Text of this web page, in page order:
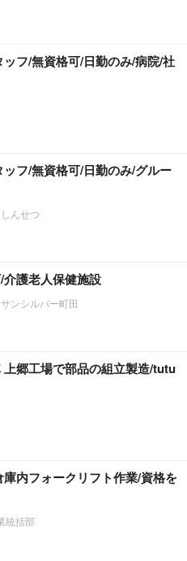
ッフ/無資格可/日勤のみ/病院/社
ッフ/無資格可/日勤のみ/グルー
んせつ
介護老人保健施設
ンシルバー町田
郷工場で部品の組立製造/tutu
内フォークリフト作業/資格を
統括部